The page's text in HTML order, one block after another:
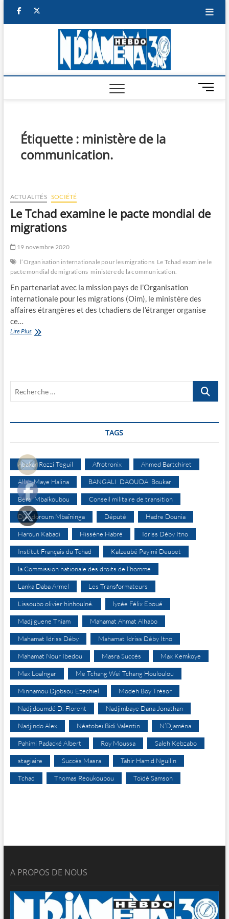
facebook
M
e
Étiquette : ministère de la
communication.
ACTUALITÉS SOCIÉTÉ
Le Tchad examine le pacte mondial de
migrations
19 novembre 2020
l’Organisation internationale pour les migrations Le Tchad examine le
pacte mondial de migrations ministère de la communication.
En partenariat avec la mission pays de l’Organisation
internationale pour les migrations (Oim), le ministère des
affaires étrangères et des tchadiens de l’étranger organise
ce…
Lire PlusLe
migrations
Recherche
TAGS
Abakar Rozzi Teguil Afrotronix Ahmed Bartchiret
Allah-Maye Halina BANGALI DAOUDA Boukar
Béral Mbaïkoubou Conseil militaire de transition
Djéndoroum Mbaïninga Député Hadre Dounia
Haroun Kabadi Hissène Habré Idriss Déby Itno
Institut Français du Tchad Kalzeubé Payimi Deubet
la Commission nationale des droits de l’homme
Lanka Daba Armel Les Transformateurs
Lissoubo olivier hinhoulné. lycée Félix Eboué
Madjiguene Thiam Mahamat Ahmat Alhabo
Mahamat Idriss Déby Mahamat Idriss Déby Itno
Mahamat Nour Ibedou Masra Succès Max Kemkoye
Max Loalngar Me Tchang Wei Tchang Houloulou
Minnamou Djobsou Ezechiel Modeh Boy Trésor
Nadjidoumdé D. Florent Nadjimbaye Dana Jonathan
Nadjindo Alex Néatobeï Bidi Valentin N’Djaména
Pahimi Padacké Albert Roy Moussa Saleh Kebzabo
stagiaire Succès Masra Tahir Hamid Nguilin
Tchad Thomas Reoukoubou Toïdé Samson
A PROPOS DE NOUS